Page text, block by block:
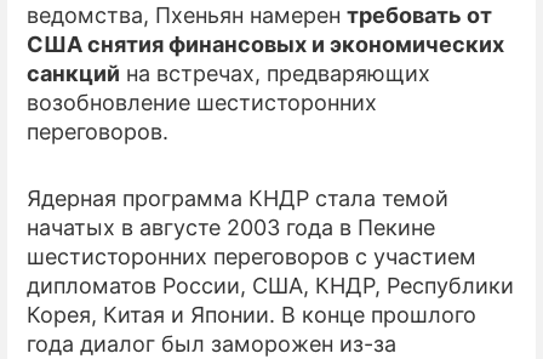
ведомства, Пхеньян намерен требовать от
США снятия финансовых и экономических
санкций на встречах, предваряющих
возобновление шестисторонних
переговоров.
Ядерная программа КНДР стала темой
начатых в августе 2003 года в Пекине
шестисторонних переговоров с участием
дипломатов России, США, КНДР, Республики
Корея, Китая и Японии. В конце прошлого
года диалог был заморожен из-за